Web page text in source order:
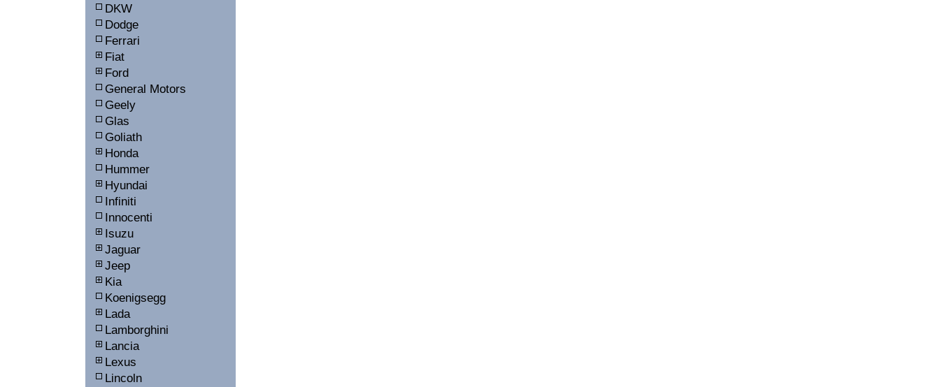
DKW
Dodge
Ferrari
Fiat
Ford
General Motors
Geely
Glas
Goliath
Honda
Hummer
Hyundai
Infiniti
Innocenti
Isuzu
Jaguar
Jeep
Kia
Koenigsegg
Lada
Lamborghini
Lancia
Lexus
Lincoln